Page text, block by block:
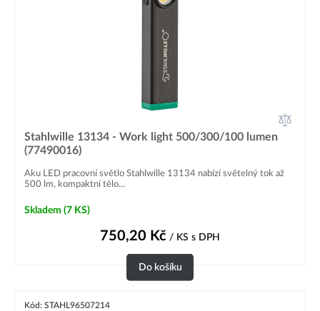
Stahlwille 13134 - Work light 500/300/100 lumen
(77490016)
Aku LED pracovní světlo Stahlwille 13134 nabízí světelný tok až
500 lm, kompaktní tělo...
Skladem (7 KS)
750,20 Kč / KS s DPH
Do košíku
Kód: STAHL96507214